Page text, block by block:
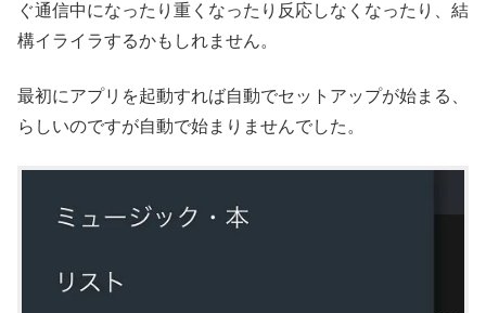
ぐ通信中になったり重くなったり反応しなくなったり、結
構イライラするかもしれません。
最初にアプリを起動すれば自動でセットアップが始まる、
らしいのですが自動で始まりませんでした。